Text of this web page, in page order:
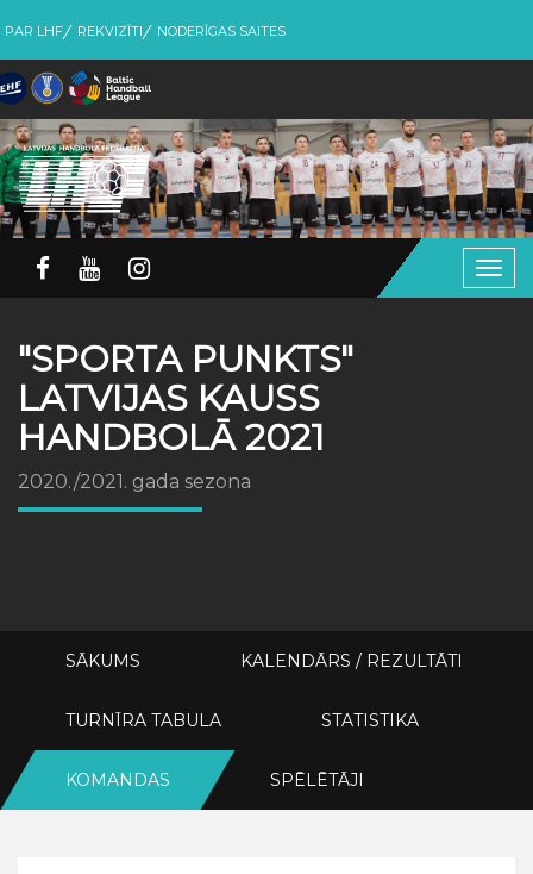
PAR LHF REKVIZĪTI NODERĪGAS SAITES
"SPORTA PUNKTS"
LATVIJAS KAUSS
HANDBOLĀ 2021
2020./2021. gada sezona
SĀKUMS KALENDĀRS / REZULTĀTI
TURNĪRA TABULA STATISTIKA
KOMANDAS SPĒLĒTĀJI